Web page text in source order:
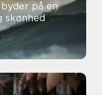
på en
skønhed